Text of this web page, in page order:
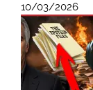
10/03/2026